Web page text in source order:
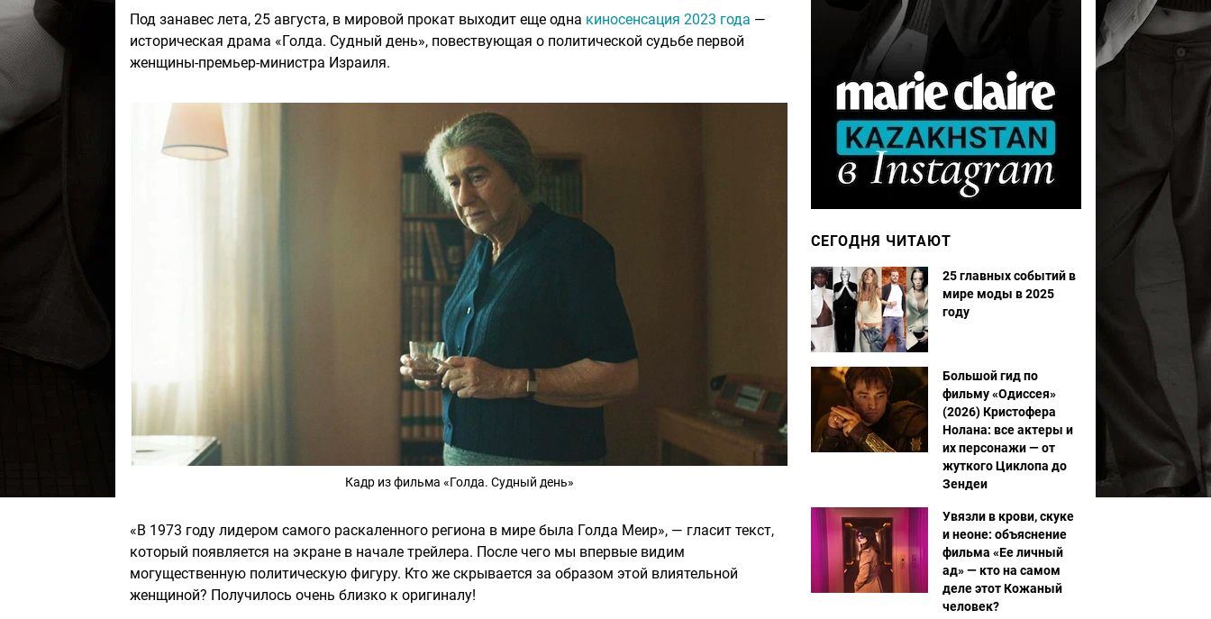
Под занавес лета, 25 августа, в мировой прокат выходит еще одна киносенсация 2023 года —
историческая драма «Голда. Судный день», повествующая о политической судьбе первой
женщины-премьер-министра Израиля.
Кадр из фильма «Голда. Судный день»
«В 1973 году лидером самого раскаленного региона в мире была Голда Меир», — гласит текст,
который появляется на экране в начале трейлера. После чего мы впервые видим
могущественную политическую фигуру. Кто же скрывается за образом этой влиятельной
женщиной? Получилось очень близко к оригиналу!
СЕГОДНЯ ЧИТАЮТ
25 главных событий в
мире моды в 2025
году
Большой гид по
фильму «Одиссея»
(2026) Кристофера
Нолана: все актеры и
их персонажи — от
жуткого Циклопа до
Зендеи
Увязли в крови, скуке
и неоне: объяснение
фильма «Ее личный
ад» — кто на самом
деле этот Кожаный
человек?